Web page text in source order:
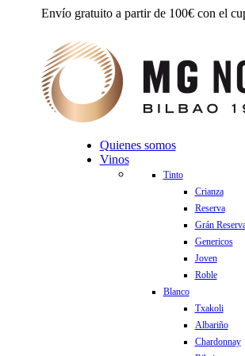
Envío gratuito a partir de 100€ con el
Quienes somos
Vinos
Tinto
Crianza
Reserva
Grán
Genericos
Joven
Roble
Blanco
Txakoli
Albariño
Chardonnay